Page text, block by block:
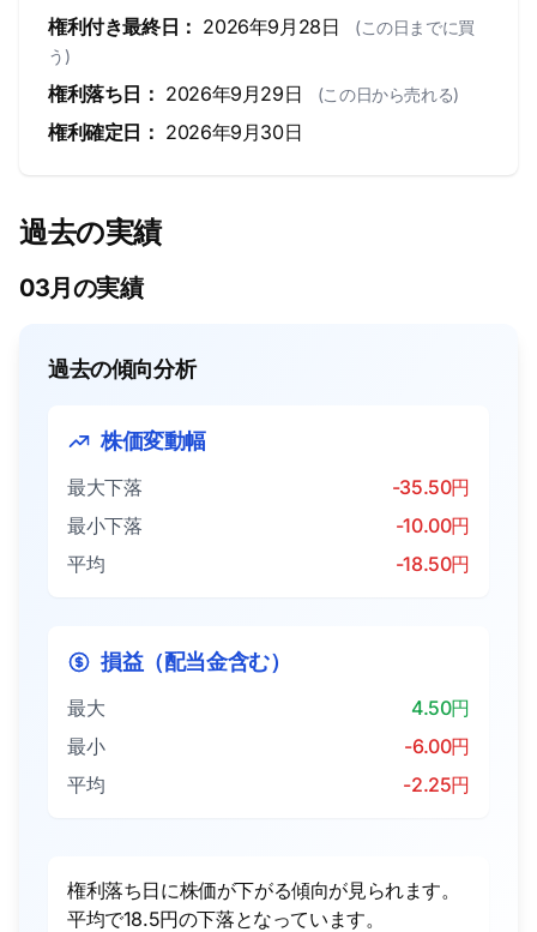
権利付き最終日： 2026年9月28日
(この日までに買
う)
権利落ち日： 2026年9月29日 (この日から売れる)
権利確定日： 2026年9月30日
過去の実績
03月の実績
過去の傾向分析
株価変動幅
最大下落
-35.50円
最小下落
-10.00円
平均
-18.50円
損益（配当金含む）
最大
4.50円
最小
-6.00円
平均
-2.25円
権利落ち日に株価が下がる傾向が見られます。
平均で18.5円の下落となっています。